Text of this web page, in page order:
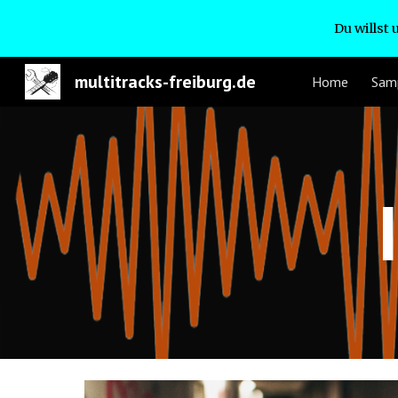
Du willst
multitracks-freiburg.de Home